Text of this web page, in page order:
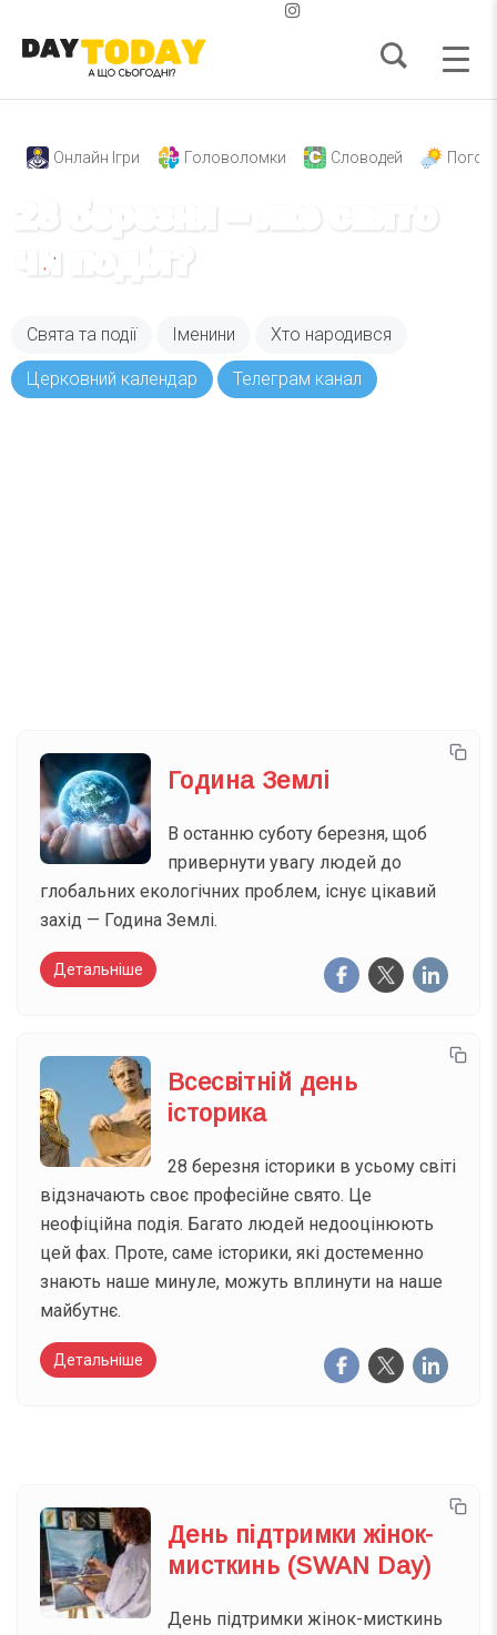
Онлайн Ігри Головоломки Словодей
28 березня – яке свято
чи подія?
Свята та події Іменини Хто народився
Церковний календар Телеграм канал
Година Землі
В останню суботу березня, щоб
привернути увагу людей до
глобальних екологічних проблем, існує цікавий
захід — Година Землі.
Детальніше
Всесвітній день
історика
28 березня історики в усьому світі
відзначають своє професійне свято. Це
неофіційна подія. Багато людей недооцінюють
цей фах. Проте, саме історики, які достеменно
знають наше минуле, можуть вплинути на наше
майбутнє.
Детальніше
День підтримки жінок-
мисткинь (SWAN Day)
День підтримки жінок-мисткинь